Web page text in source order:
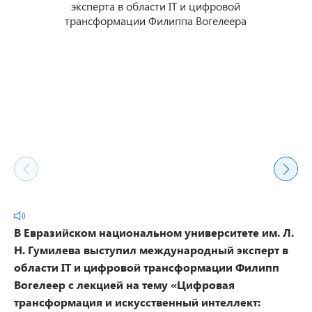
В Евразийском национальном университете им. Л.
Н. Гумилева выступил международный эксперт в
области IT и цифровой трансформации Филипп
Вогелеер с лекцией на тему «Цифровая
трансформация и искусственный интеллект: